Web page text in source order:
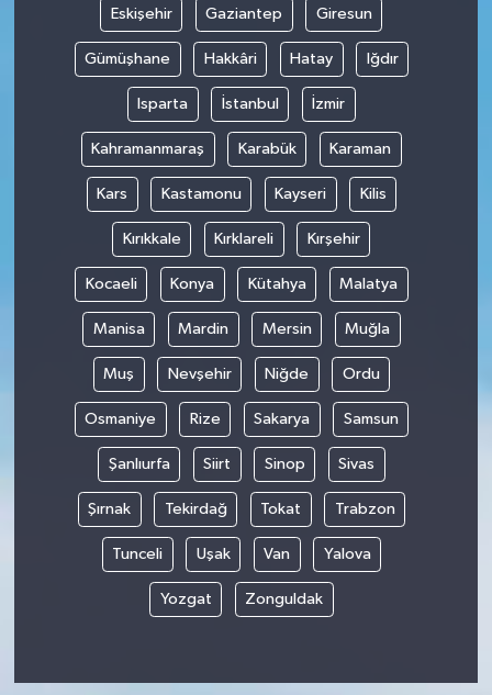
Eskişehir Gaziantep Giresun
Gümüşhane Hakkâri Hatay Iğdır
Isparta İstanbul İzmir
Kahramanmaraş Karabük Karaman
Kars Kastamonu Kayseri Kilis
Kırıkkale Kırklareli Kırşehir
Kocaeli Konya Kütahya Malatya
Manisa Mardin Mersin Muğla
Muş Nevşehir Niğde Ordu
Osmaniye Rize Sakarya Samsun
Şanlıurfa Siirt Sinop Sivas
Şırnak Tekirdağ Tokat Trabzon
Tunceli Uşak Van Yalova
Yozgat Zonguldak